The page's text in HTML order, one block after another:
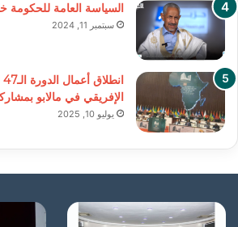
السياسة العامة للحكومة
سبتمبر 11, 2024
الإفريقي في مالابو
يوليو 10, 2025